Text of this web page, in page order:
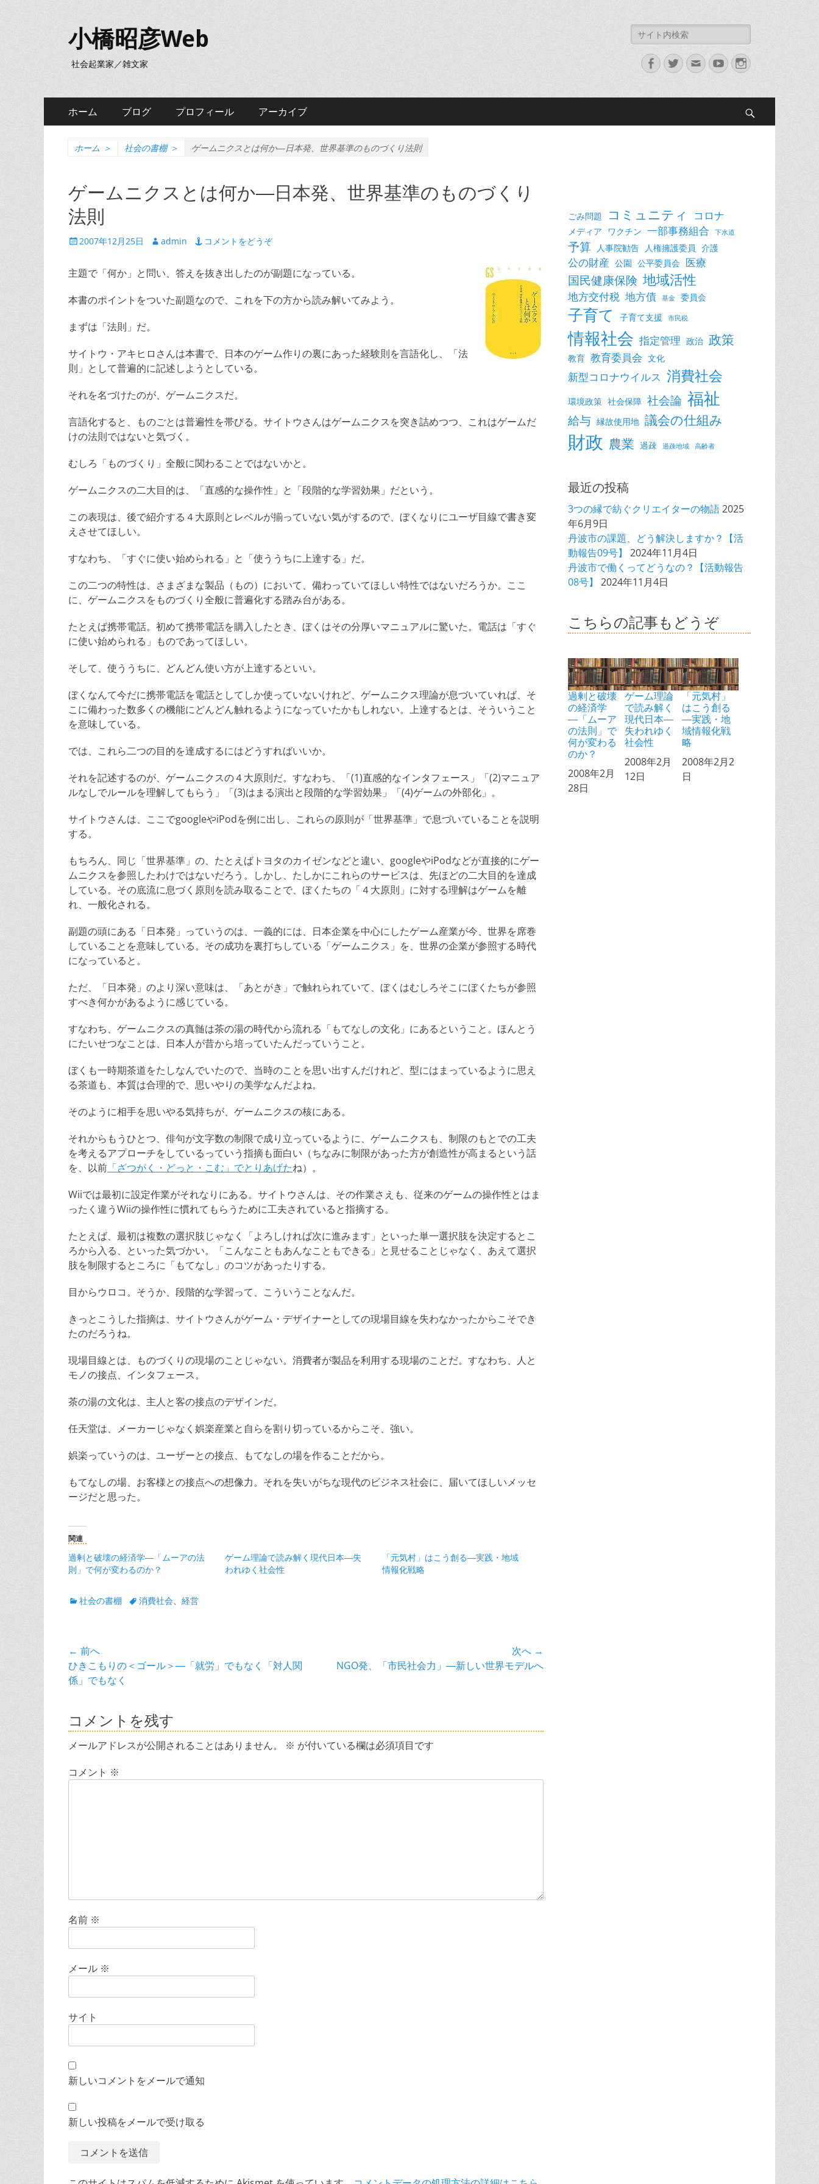
小橋昭彦Web
社会起業家／雑文家
検
索:
Facebook
Twitter
メ
ー
YouTubeInstagram
メ
イ
ニ
ュ
ー
ホーム ブログ プロフィール アーカイブ
ホーム ＞ 社会の書棚 ＞ ゲームニクスとは何か―日本発、世界基準のものづくり法則
ゲームニクスとは何か―日本発、世界基準のものづくり
法則
投
日
2007年12月25日
投
者
admin コメントをどうぞ
主題で「何か」と問い、答えを抜き出したのが副題になっている。
本書のポイントをついた副題なので、これを下の方から読み解いてみよう。
まずは「法則」だ。
サイトウ・アキヒロさんは本書で、日本のゲーム作りの裏にあった経験則を言語化し、「法
則」として普遍的に記述しようとしている。
それを名づけたのが、ゲームニクスだ。
言語化すると、ものごとは普遍性を帯びる。サイトウさんはゲームニクスを突き詰めつつ、これはゲームだ
けの法則ではないと気づく。
むしろ「ものづくり」全般に関わることではないかと。
ゲームニクスの二大目的は、「直感的な操作性」と「段階的な学習効果」だという。
この表現は、後で紹介する４大原則とレベルが揃っていない気がするので、ぼくなりにユーザ目線で書き変
えさせてほしい。
すなわち、「すぐに使い始められる」と「使ううちに上達する」だ。
この二つの特性は、さまざまな製品（もの）において、備わっていてほしい特性ではないだろうか。ここ
に、ゲームニクスをものづくり全般に普遍化する踏み台がある。
たとえば携帯電話。初めて携帯電話を購入したとき、ぼくはその分厚いマニュアルに驚いた。電話は「すぐ
に使い始められる」ものであってほしい。
そして、使ううちに、どんどん使い方が上達するといい。
ぼくなんて今だに携帯電話を電話としてしか使っていないけれど、ゲームニクス理論が息づいていれば、そ
こに備わった数多くの機能にどんどん触れるようになっていたかもしれない。上達するとは、そういうこと
を意味している。
では、これら二つの目的を達成するにはどうすればいいか。
それを記述するのが、ゲームニクスの４大原則だ。すなわち、「(1)直感的なインタフェース」「(2)マニュア
ルなしでルールを理解してもらう」「(3)はまる演出と段階的な学習効果」「(4)ゲームの外部化」。
サイトウさんは、ここでgoogleやiPodを例に出し、これらの原則が「世界基準」で息づいていることを説明
する。
もちろん、同じ「世界基準」の、たとえばトヨタのカイゼンなどと違い、googleやiPodなどが直接的にゲー
ムニクスを参照したわけではないだろう。しかし、たしかにこれらのサービスは、先ほどの二大目的を達成
している。その底流に息づく原則を読み取ることで、ぼくたちの「４大原則」に対する理解はゲームを離
れ、一般化される。
副題の頭にある「日本発」っていうのは、一義的には、日本企業を中心にしたゲーム産業が今、世界を席巻
していることを意味している。その成功を裏打ちしている「ゲームニクス」を、世界の企業が参照する時代
になっていると。
ただ、「日本発」のより深い意味は、「あとがき」で触れられていて、ぼくはむしろそこにぼくたちが参照
すべき何かがあるように感じている。
すなわち、ゲームニクスの真髄は茶の湯の時代から流れる「もてなしの文化」にあるということ。ほんとう
にたいせつなことは、日本人が昔から培っていたんだっていうこと。
ぼくも一時期茶道をたしなんでいたので、当時のことを思い出すんだけれど、型にはまっているように思え
る茶道も、本質は合理的で、思いやりの美学なんだよね。
そのように相手を思いやる気持ちが、ゲームニクスの核にある。
それからもうひとつ、俳句が文字数の制限で成り立っているように、ゲームニクスも、制限のもとでの工夫
を考えるアプローチをしているっていう指摘も面白い（ちなみに制限があった方が創造性が高まるという話
を、以前 「ざつがく・どっと・こむ」でとりあげたね）。
Wiiでは最初に設定作業がそれなりにある。サイトウさんは、その作業さえも、従来のゲームの操作性とはま
ったく違うWiiの操作性に慣れてもらうために工夫されていると指摘する。
たとえば、最初は複数の選択肢じゃなく「よろしければ次に進みます」といった単一選択肢を決定するとこ
ろから入る、といった気づかい。「こんなこともあんなこともできる」と見せることじゃなく、あえて選択
肢を制限するところに「もてなし」のコツがあったりする。
目からウロコ。そうか、段階的な学習って、こういうことなんだ。
きっとこうした指摘は、サイトウさんがゲーム・デザイナーとしての現場目線を失わなかったからこそでき
たのだろうね。
現場目線とは、ものづくりの現場のことじゃない。消費者が製品を利用する現場のことだ。すなわち、人と
モノの接点、インタフェース。
茶の湯の文化は、主人と客の接点のデザインだ。
任天堂は、メーカーじゃなく娯楽産業と自らを割り切っているからこそ、強い。
娯楽っていうのは、ユーザーとの接点、もてなしの場を作ることだから。
もてなしの場、お客様との接点への想像力。それを失いがちな現代のビジネス社会に、届いてほしいメッセ
ージだと思った。
関連
過剰と破壊の経済学―「ムーアの法
則」で何が変わるのか？
ゲーム理論で読み解く現代日本―失
われゆく社会性
「元気村」はこう創る―実践・地域
情報化戦略
カ
ー
社会の書棚
タ 消費社会、 経営
投
稿
ビ
ゲ
シ
← 前へ
前
の
ひきこもりの＜ゴール＞―「就労」でもなく「対人関
係」でもなく
次へ →
NGO発、「市民社会力」―新しい世界モデルへ
コメントを残す
メールアドレスが公開されることはありません。 ※ が付いている欄は必須項目です
コメント ※
名前 ※
メール ※
サイト
新しいコメントをメールで通知
新しい投稿をメールで受け取る
ごみ問題 コミュニティ コロナ
メディア ワクチン 一部事務組合 下水道
予算 人事院勧告 人権擁護委員 介護
公の財産 公園 公平委員会 医療
国民健康保険 地域活性
地方交付税 地方債 基金 委員会
子育て 子育て支援 市民税
情報社会 指定管理 政治 政策
教育 教育委員会 文化
新型コロナウイルス 消費社会
環境政策 社会保障 社会論 福祉
給与 縁故使用地 議会の仕組み
財政 農業 過疎 過疎地域 高齢者
最近の投稿
3つの縁で紡ぐクリエイターの物語2025
年6月9日
丹波市の課題、どう解決しますか？【活
動報告09号】
2024年11月4日
丹波市で働くってどうなの？【活動報告
08号】
2024年11月4日
こちらの記事もどうぞ
過剰と破壊
の経済学
―「ムーア
の法則」で
何が変わる
のか？
日付
2008年2月
28日
ゲーム理論
で読み解く
現代日本―
失われゆく
社会性
日付
2008年2月
12日
「元気村」
はこう創る
―実践・地
域情報化戦
略
日付
2008年2月2
日